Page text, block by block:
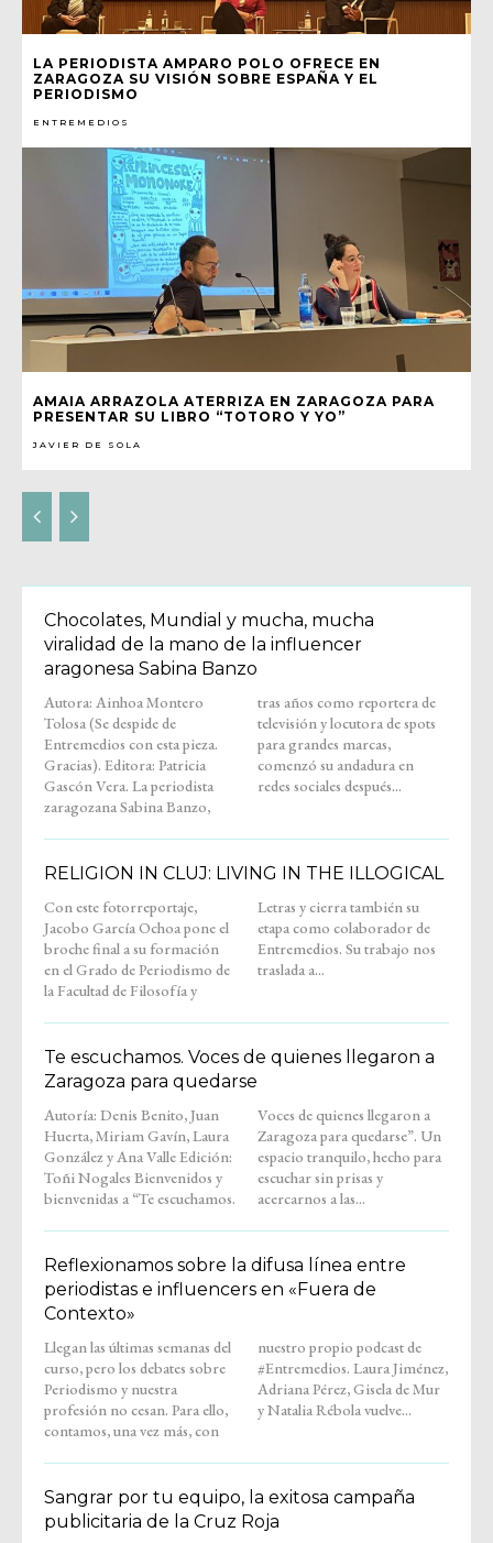
LA PERIODISTA AMPARO POLO OFRECE EN
ZARAGOZA SU VISIÓN SOBRE ESPAÑA Y EL
PERIODISMO
ENTREMEDIOS
AMAIA ARRAZOLA ATERRIZA EN ZARAGOZA PARA
PRESENTAR SU LIBRO “TOTORO Y YO”
JAVIER DE SOLA
Chocolates, Mundial y mucha, mucha
viralidad de la mano de la influencer
aragonesa Sabina Banzo
Autora: Ainhoa Montero
Tolosa (Se despide de
Entremedios con esta pieza.
Gracias). Editora: Patricia
Gascón Vera. La periodista
zaragozana Sabina Banzo,
tras años como reportera de
televisión y locutora de spots
para grandes marcas,
comenzó su andadura en
redes sociales después...
RELIGION IN CLUJ: LIVING IN THE ILLOGICAL
Con este fotorreportaje,
Jacobo García Ochoa pone el
broche final a su formación
en el Grado de Periodismo de
la Facultad de Filosofía y
Letras y cierra también su
etapa como colaborador de
Entremedios. Su trabajo nos
traslada a...
Te escuchamos. Voces de quienes llegaron a
Zaragoza para quedarse
Autoría: Denis Benito, Juan
Huerta, Miriam Gavín, Laura
González y Ana Valle Edición:
Toñi Nogales Bienvenidos y
bienvenidas a “Te escuchamos.
Voces de quienes llegaron a
Zaragoza para quedarse”. Un
espacio tranquilo, hecho para
escuchar sin prisas y
acercarnos a las...
Reflexionamos sobre la difusa línea entre
periodistas e influencers en «Fuera de
Contexto»
Llegan las últimas semanas del
curso, pero los debates sobre
Periodismo y nuestra
profesión no cesan. Para ello,
contamos, una vez más, con
nuestro propio podcast de
#Entremedios. Laura Jiménez,
Adriana Pérez, Gisela de Mur
y Natalia Rébola vuelve...
Sangrar por tu equipo, la exitosa campaña
publicitaria de la Cruz Roja